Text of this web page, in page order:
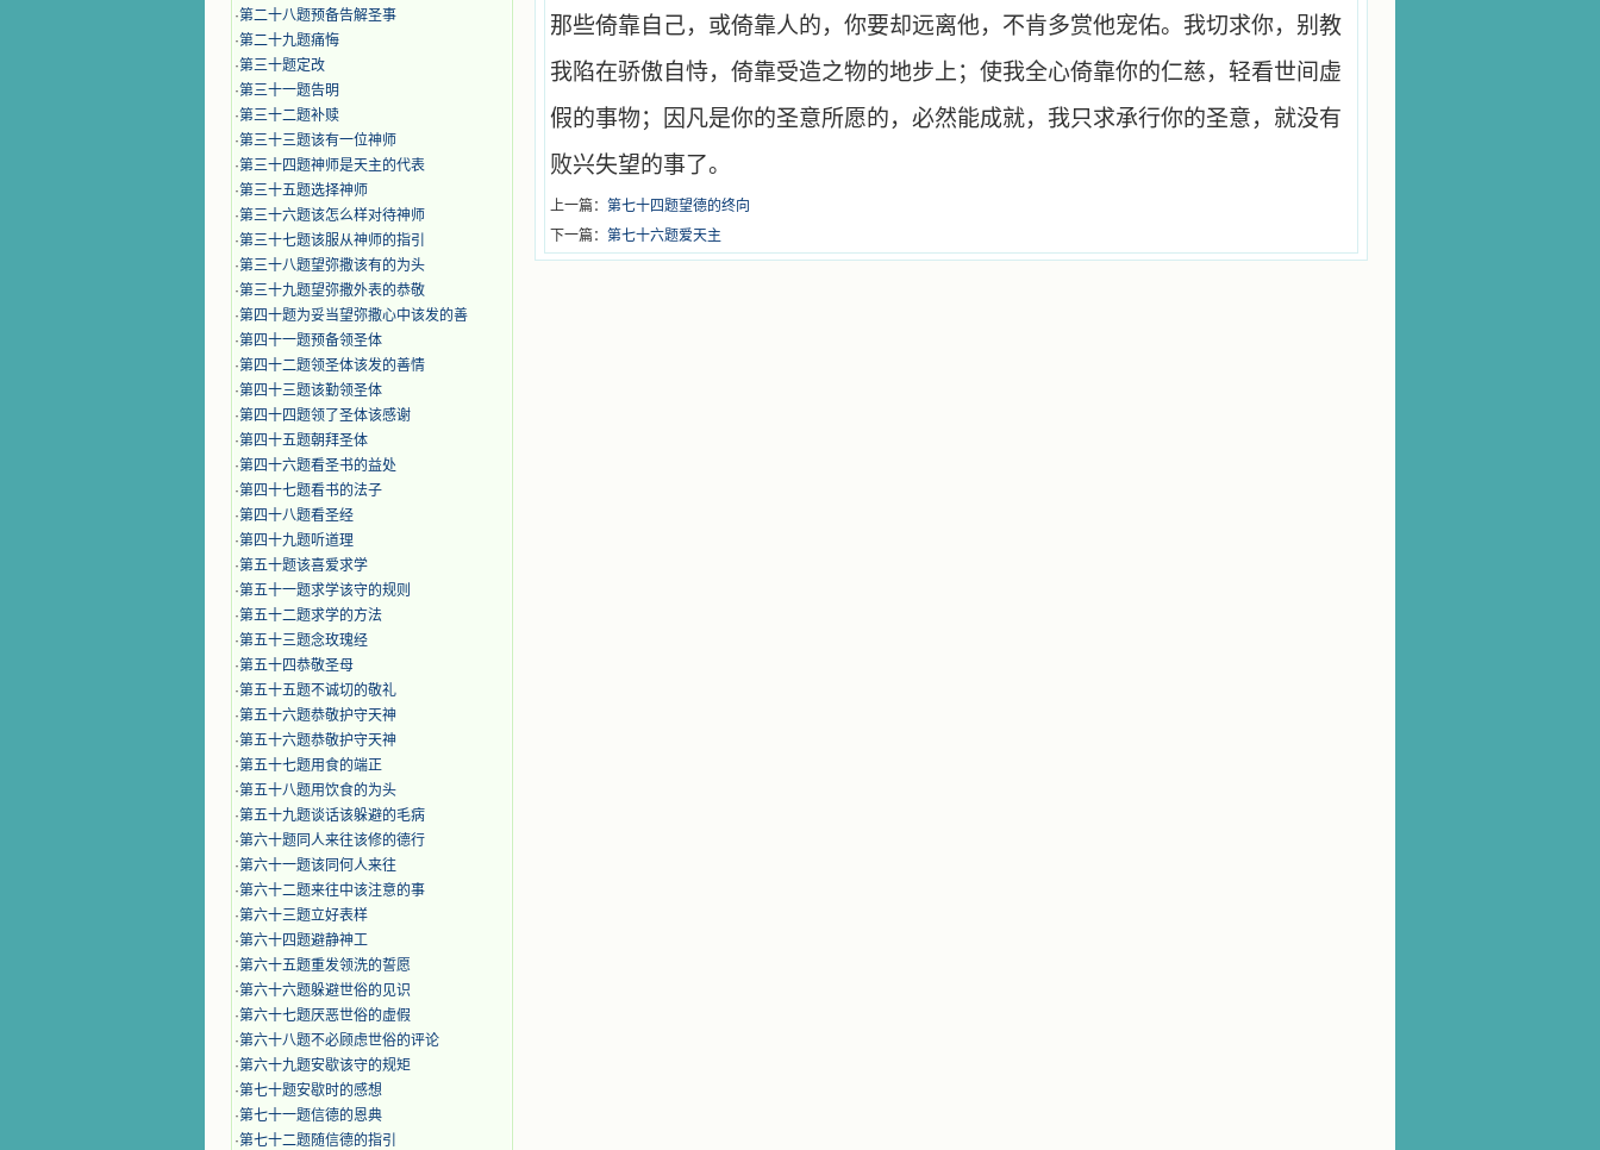
·第二十八题预备告解圣事
·第二十九题痛悔
·第三十题定改
·第三十一题告明
·第三十二题补赎
·第三十三题该有一位神师
·第三十四题神师是天主的代表
·第三十五题选择神师
·第三十六题该怎么样对待神师
·第三十七题该服从神师的指引
·第三十八题望弥撒该有的为头
·第三十九题望弥撒外表的恭敬
·第四十题为妥当望弥撒心中该发的善
·第四十一题预备领圣体
·第四十二题领圣体该发的善情
·第四十三题该勤领圣体
·第四十四题领了圣体该感谢
·第四十五题朝拜圣体
·第四十六题看圣书的益处
·第四十七题看书的法子
·第四十八题看圣经
·第四十九题听道理
·第五十题该喜爱求学
·第五十一题求学该守的规则
·第五十二题求学的方法
·第五十三题念玫瑰经
·第五十四恭敬圣母
·第五十五题不诚切的敬礼
·第五十六题恭敬护守天神
·第五十六题恭敬护守天神
·第五十七题用食的端正
·第五十八题用饮食的为头
·第五十九题谈话该躲避的毛病
·第六十题同人来往该修的德行
·第六十一题该同何人来往
·第六十二题来往中该注意的事
·第六十三题立好表样
·第六十四题避静神工
·第六十五题重发领洗的誓愿
·第六十六题躲避世俗的见识
·第六十七题厌恶世俗的虚假
·第六十八题不必顾虑世俗的评论
·第六十九题安歇该守的规矩
·第七十题安歇时的感想
·第七十一题信德的恩典
·第七十二题随信德的指引
那些倚靠自己，或倚靠人的，你要却远离他，不肯多赏他宠佑。我切求你，别教
我陷在骄傲自恃，倚靠受造之物的地步上；使我全心倚靠你的仁慈，轻看世间虚
假的事物；因凡是你的圣意所愿的，必然能成就，我只求承行你的圣意，就没有
败兴失望的事了。
上一篇： 第七十四题望德的终向
下一篇： 第七十六题爱天主